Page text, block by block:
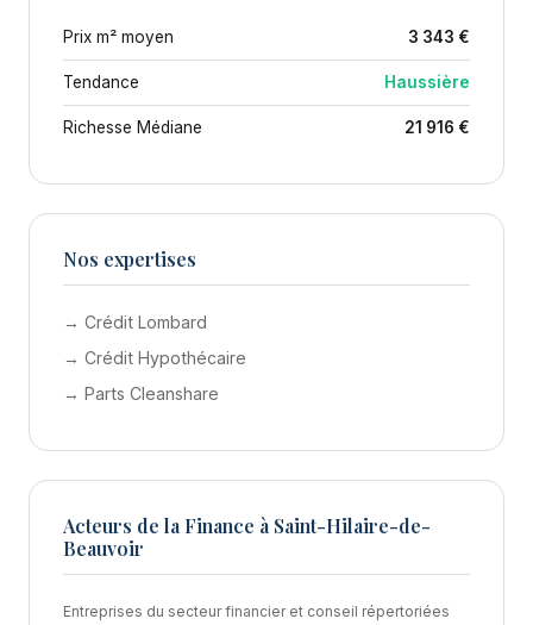
Prix m² moyen 3 343 €
Tendance Haussière
Richesse Médiane 21 916 €
Nos expertises
→ Crédit Lombard
→ Crédit Hypothécaire
→ Parts Cleanshare
Acteurs de la Finance à Saint-Hilaire-de-
Beauvoir
Entreprises du secteur financier et conseil répertoriées